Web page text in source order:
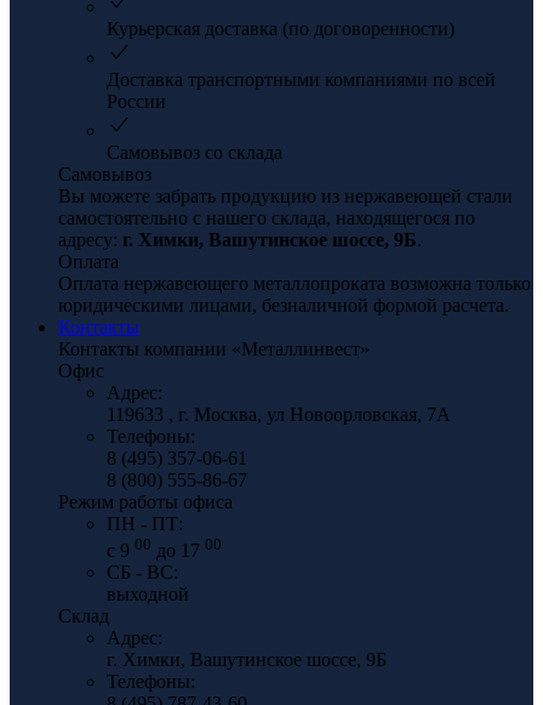
Курьерская доставка (по договоренности)
Доставка транспортными компаниями по всей
России
Самовывоз со склада
Самовывоз
Вы можете забрать продукцию из нержавеющей стали
самостоятельно с нашего склада, находящегося по
адресу: г. Химки, Вашутинское шоссе, 9Б.
Оплата
Оплата нержавеющего металлопроката возможна только
юридическими лицами, безналичной формой расчета.
Контакты
Контакты компании «Металлинвест»
Офис
Адрес:
119633 , г. Москва, ул Новоорловская, 7А
Телефоны:
8 (495) 357-06-61
8 (800) 555-86-67
Режим работы офиса
ПН - ПТ:
с 9 00 до 17 00
СБ - ВС:
выходной
Склад
Адрес:
г. Химки, Вашутинское шоссе, 9Б
Телефоны: